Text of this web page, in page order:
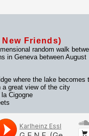
Friends)
random walk
in Geneva between August
where the lake becomes
a great view of the city
Cigogne